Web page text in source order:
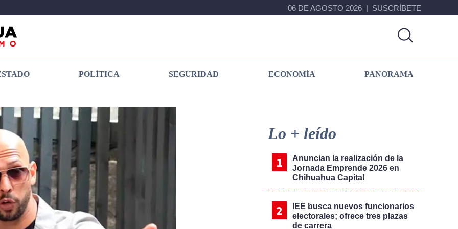
06 DE AGOSTO 2026 SUSCRÍBETE
POLÍTICA SEGURIDAD ECONOMÍA PANORAMA
Sidebar
Lo + leído
Anuncian la realización de la
Jornada Emprende 2026 en
Chihuahua Capital
IEE busca nuevos funcionarios
electorales; ofrece tres plazas
de carrera